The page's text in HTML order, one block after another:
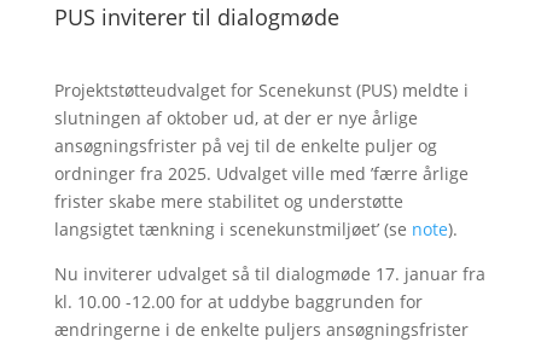
PUS inviterer til dialogmøde
Projektstøtteudvalget for Scenekunst (PUS) meldte i
slutningen af oktober ud, at der er nye årlige
ansøgningsfrister på vej til de enkelte puljer og
ordninger fra 2025. Udvalget ville med ’færre årlige
frister skabe mere stabilitet og understøtte
langsigtet tænkning i scenekunstmiljøet’ (se note).
Nu inviterer udvalget så til dialogmøde 17. januar fra
kl. 10.00 -12.00 for at uddybe baggrunden for
ændringerne i de enkelte puljers ansøgningsfrister